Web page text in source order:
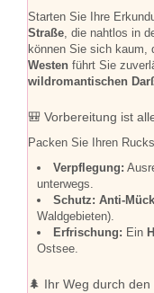
Starten Sie Ihre
Straße, die nahtlos in
können Sie sich kaum,
Westen führt Sie
wildromantischen
🎒 Vorbereitung ist
Packen Sie Ihren
Verpflegung:
unterwegs.
Schutz: Anti-
Waldgebieten).
Erfrischung: Ein
Ostsee.
🌲 Ihr Weg durch